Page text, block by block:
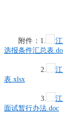
附件：1.
选报条件汇总表
2.
表.xlsx
3.
面试暂行办法.doc